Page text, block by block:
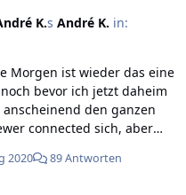
K.s André K. in:
Morgen ist wieder das eine
bevor ich jetzt daheim
den ganzen
connected sich, aber
Eltern zu fahren und
2020 89 Antworten